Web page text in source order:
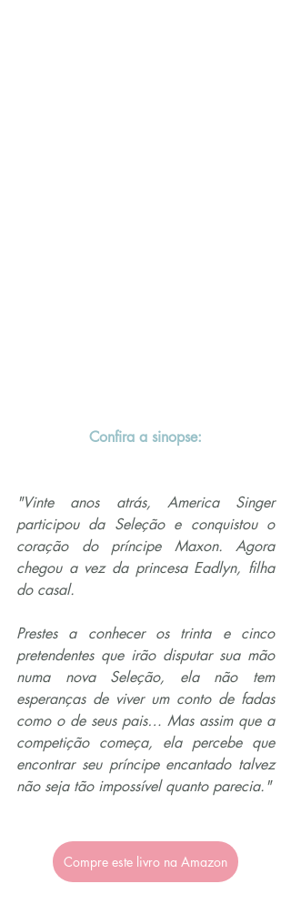
Confira a sinopse:
"Vinte anos atrás, America Singer
participou da Seleção e conquistou o
coração do príncipe Maxon. Agora
chegou a vez da princesa Eadlyn, filha
do casal.
Prestes a conhecer os trinta e cinco
pretendentes que irão disputar sua mão
numa nova Seleção, ela não tem
esperanças de viver um conto de fadas
como o de seus pais… Mas assim que a
competição começa, ela percebe que
encontrar seu príncipe encantado talvez
não seja tão impossível quanto parecia."
Compre este livro na Amazon